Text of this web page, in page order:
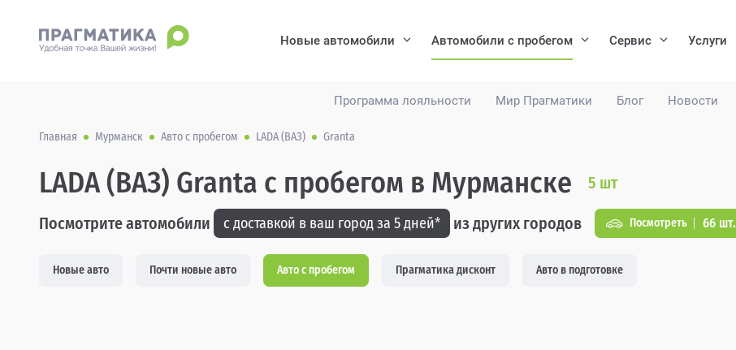
Программа лояльности Мир Прагматики Блог Новости
Новые автомобили Автомобили с пробегом Сервис Услуги
Главная Мурманск Авто с пробегом LADA (ВАЗ) Granta
LADA (ВАЗ) Granta с пробегом в Мурманске 5 шт
Посмотрите автомобили с доставкой в ваш город за 5 дней* из других городов Посмотреть 66 шт.
Новые авто Почти новые авто Авто с пробегом Прагматика дисконт Авто в подготовке